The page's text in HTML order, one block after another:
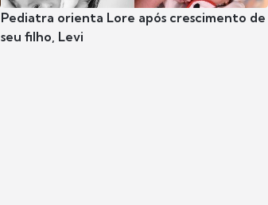
Pediatra orienta Lore após crescimento de
seu filho, Levi